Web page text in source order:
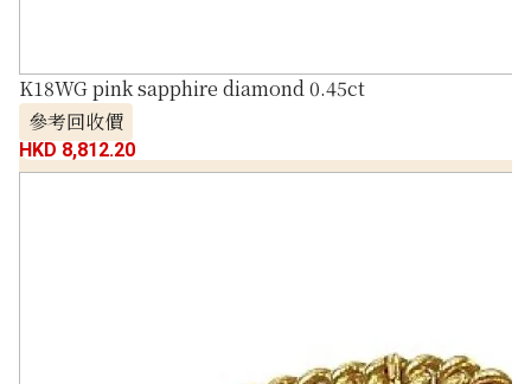
K18WG pink sapphire diamond 0.45ct
參考回收價
HKD 8,812.20